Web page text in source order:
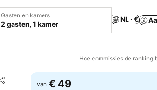
Gasten en kamers
2 gasten, 1 kamer
NL · €
Hoe commissies de ranking
Delen
Toevoegen aan favorieten
van € 49